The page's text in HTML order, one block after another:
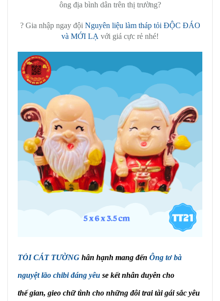
ông địa bình dân trên thị trường?
? Gia nhập ngay đội Nguyên liệu làm tháp tỏi ĐỘC ĐÁO
và MỚI LẠ với giá cực rẻ nhé!
TỎI CÁT TƯỜNG hân hạnh mang đến Ông tơ bà
nguyệt lão chibi đáng yêu se kết nhân duyên cho
thế gian, gieo chữ tình cho những đôi trai tài gái sắc yêu